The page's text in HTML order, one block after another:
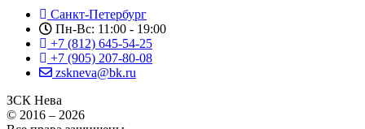
Санкт-Петербург
Пн-Вс: 11:00 - 19:00
+7 (812) 645-54-25
+7 (905) 207-80-08
zskneva@bk.ru
ЗСК Нева
© 2016 – 2026